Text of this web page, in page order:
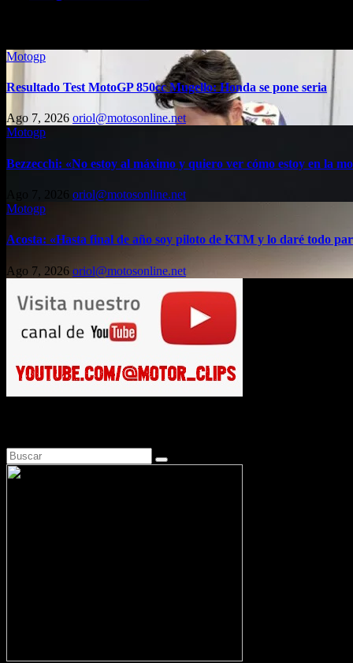
Motogp
Resultado Test MotoGP 850cc Mugello: Honda se pone seria
Ago 7, 2026 oriol@motosonline.net
Motogp
Bezzecchi: «No estoy al máximo y quiero ver cómo estoy en la
Ago 7, 2026 oriol@motosonline.net
Motogp
Acosta: «Hasta final de año soy piloto de KTM y lo daré todo
Ago 7, 2026 oriol@motosonline.net